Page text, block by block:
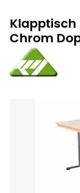
Klapptisch
Chrom